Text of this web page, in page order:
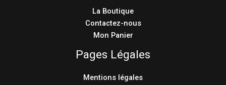
La Boutique
Contactez-nous
Mon Panier
Pages Légales
Mentions légales